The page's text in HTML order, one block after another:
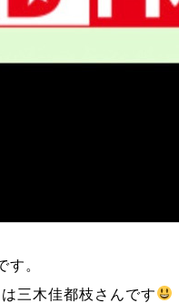
す。
三木佳都枝さんです